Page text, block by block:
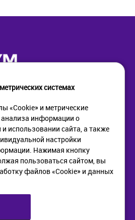
ПОМОЩЬ
Как купить
Доставка
Возврат
web@setium.ru
Малый пр. П.С., д 84-86
системах
«Cookie» и метрические
информации о
использовании сайта, а также
настройки
Нажимая кнопку
пользоваться сайтом, вы
файлов «Cookie» и данных